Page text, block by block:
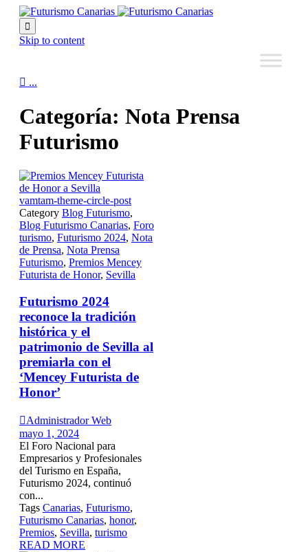

Skip to content
 ...
Categoría: Nota Prensa
Futurismo
vamtam-theme-circle-post
Category Blog Futurismo,
Blog Futurismo Canarias, Foro
turismo, Futurismo 2024, Nota
de Prensa, Nota Prensa
Futurismo, Premios Mencey
Futurista de Honor, Sevilla
Futurismo 2024
reconoce la tradición
histórica y el
patrimonio de Sevilla al
premiarla con el
‘Mencey Futurista de
Honor’
Administrador Web
mayo 1, 2024
El Foro Nacional para
Empresarios y Profesionales
del Turismo en España,
Futurismo 2024, continuó
con...
Tags Canarias, Futurismo,
Futurismo Canarias, honor,
Premios, Sevilla, turismo
READ MORE